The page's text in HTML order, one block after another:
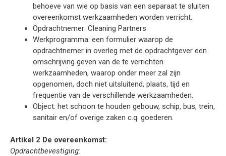
behoeve van wie op basis van een separaat te sluiten
overeenkomst werkzaamheden worden verricht.
Opdrachtnemer: Cleaning Partners
Werkprogramma: een formulier waarop de
opdrachtnemer in overleg met de opdrachtgever een
omschrijving geven van de te verrichten
werkzaamheden, waarop onder meer zal zijn
opgenomen, doch niet uitsluitend, plaats, tijd en
frequentie van de verschillende werkzaamheden.
Object: het schoon te houden gebouw, schip, bus, trein,
sanitair en/of overige zaken c.q. goederen.
Artikel 2 De overeenkomst:
Opdrachtbevestiging: